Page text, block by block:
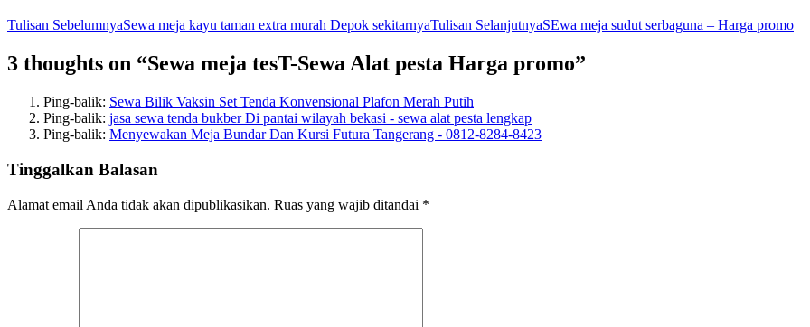
Tulisan SebelumnyaSewa meja kayu taman extra murah Depok sekitarnyaTulisan SelanjutnyaSEwa meja sudut serbaguna – Harga promo
3 thoughts on “Sewa meja tesT-Sewa Alat pesta Harga promo”
Ping-balik: Sewa Bilik Vaksin Set Tenda Konvensional Plafon Merah Putih
Ping-balik: jasa sewa tenda bukber Di pantai wilayah bekasi - sewa alat pesta lengkap
Ping-balik: Menyewakan Meja Bundar Dan Kursi Futura Tangerang - 0812-8284-8423
Tinggalkan Balasan
Alamat email Anda tidak akan dipublikasikan. Ruas yang wajib ditandai *